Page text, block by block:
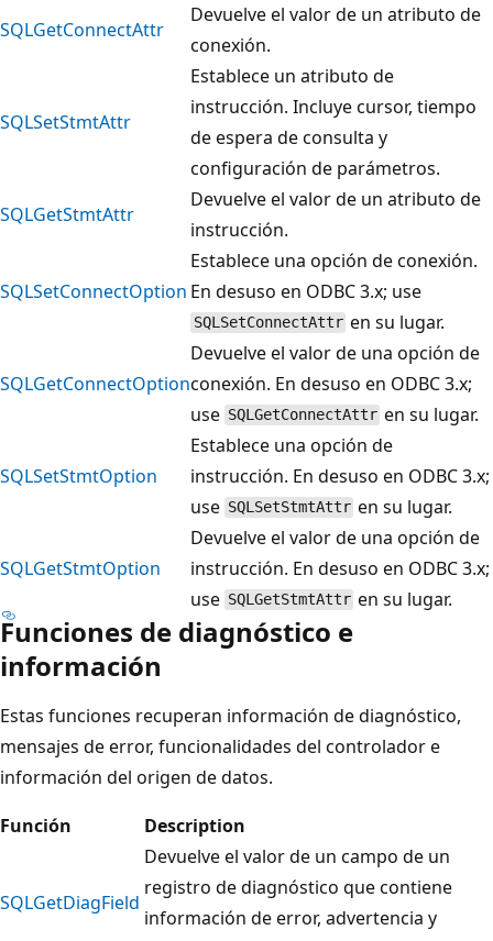
SQLGetConnectAttr
Devuelve el valor de un atributo de
conexión.
SQLSetStmtAttr
Establece un atributo de
instrucción. Incluye cursor, tiempo
de espera de consulta y
configuración de parámetros.
SQLGetStmtAttr
Devuelve el valor de un atributo de
instrucción.
SQLSetConnectOption
Establece una opción de conexión.
En desuso en ODBC 3.x; use
SQLSetConnectAttr en su lugar.
SQLGetConnectOption
Devuelve el valor de una opción de
conexión. En desuso en ODBC 3.x;
use SQLGetConnectAttr en su lugar.
SQLSetStmtOption
Establece una opción de
instrucción. En desuso en ODBC 3.x;
use SQLSetStmtAttr en su lugar.
SQLGetStmtOption
Devuelve el valor de una opción de
instrucción. En desuso en ODBC 3.x;
use SQLGetStmtAttr en su lugar.
Funciones de diagnóstico e
información
Estas funciones recuperan información de diagnóstico,
mensajes de error, funcionalidades del controlador e
información del origen de datos.
Función
Description
SQLGetDiagField
Devuelve el valor de un campo de un
registro de diagnóstico que contiene
información de error, advertencia y